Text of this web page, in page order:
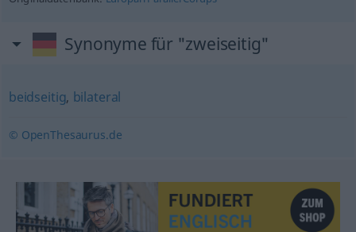
Synonyme für "zweiseitig"
beidseitig, bilateral
© OpenThesaurus.de